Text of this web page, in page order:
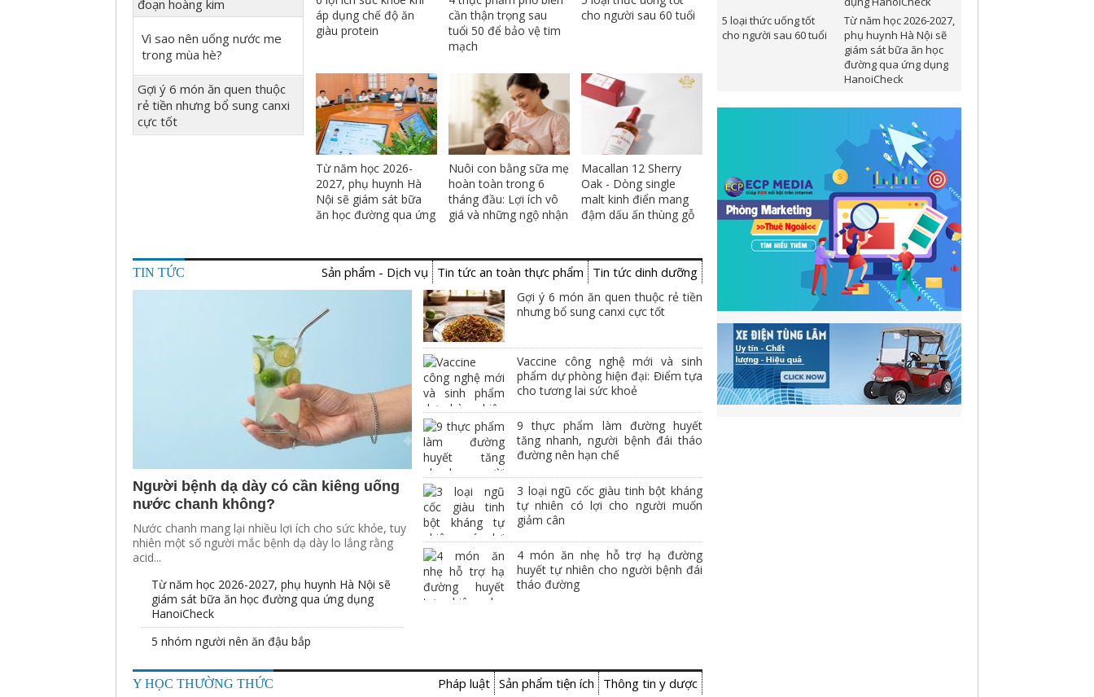
áp dụng chế độ ăn
giàu protein
cần thận trọng sau
tuổi 50 để bảo vệ tim
mạch
cho người sau 60 tuổi
Từ năm học 2026-
2027, phụ huynh Hà
Nội sẽ giám sát bữa
ăn học đường qua ứng
Nuôi con bằng sữa mẹ
hoàn toàn trong 6
tháng đầu: Lợi ích vô
giá và những ngộ nhận
Macallan 12 Sherry
Oak - Dòng single
malt kinh điển mang
đậm dấu ấn thùng gỗ
đoạn hoàng kim
Vì sao nên uống nước me
trong mùa hè?
Gợi ý 6 món ăn quen thuộc
rẻ tiền nhưng bổ sung canxi
cực tốt
TIN TỨC Tin tức dinh dưỡng
Tin tức an toàn thực phẩm
Sản phẩm - Dịch vụ
Người bệnh dạ dày có cần kiêng uống
nước chanh không?
Nước chanh mang lại nhiều lợi ích cho sức khỏe, tuy
nhiên một số người mắc bệnh dạ dày lo lắng rằng
acid...
Từ năm học 2026-2027, phụ huynh Hà Nội sẽ
giám sát bữa ăn học đường qua ứng dụng
HanoiCheck
5 nhóm người nên ăn đậu bắp
Gợi ý 6 món ăn quen thuộc rẻ tiền
nhưng bổ sung canxi cực tốt
Vaccine công nghệ mới và sinh
phẩm dự phòng hiện đại: Điểm tựa
cho tương lai sức khoẻ
9 thực phẩm làm đường huyết
tăng nhanh, người bệnh đái tháo
đường nên hạn chế
3 loại ngũ cốc giàu tinh bột kháng
tự nhiên có lợi cho người muốn
giảm cân
4 món ăn nhẹ hỗ trợ hạ đường
huyết tự nhiên cho người bệnh đái
tháo đường
Y HỌC THƯỜNG THỨC Thông tin y dược
Sản phẩm tiện ích
Pháp luật
5 loại thức uống tốt
cho người sau 60 tuổi
Từ năm học 2026-2027,
phụ huynh Hà Nội sẽ
giám sát bữa ăn học
đường qua ứng dụng
HanoiCheck